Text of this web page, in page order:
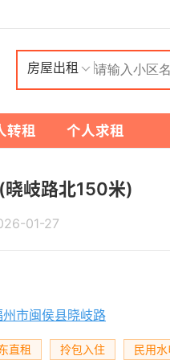
房屋出租
转租 个人求租
晓岐路北150米)
01-27
市闽侯县晓岐路
直租 拎包入住 民用